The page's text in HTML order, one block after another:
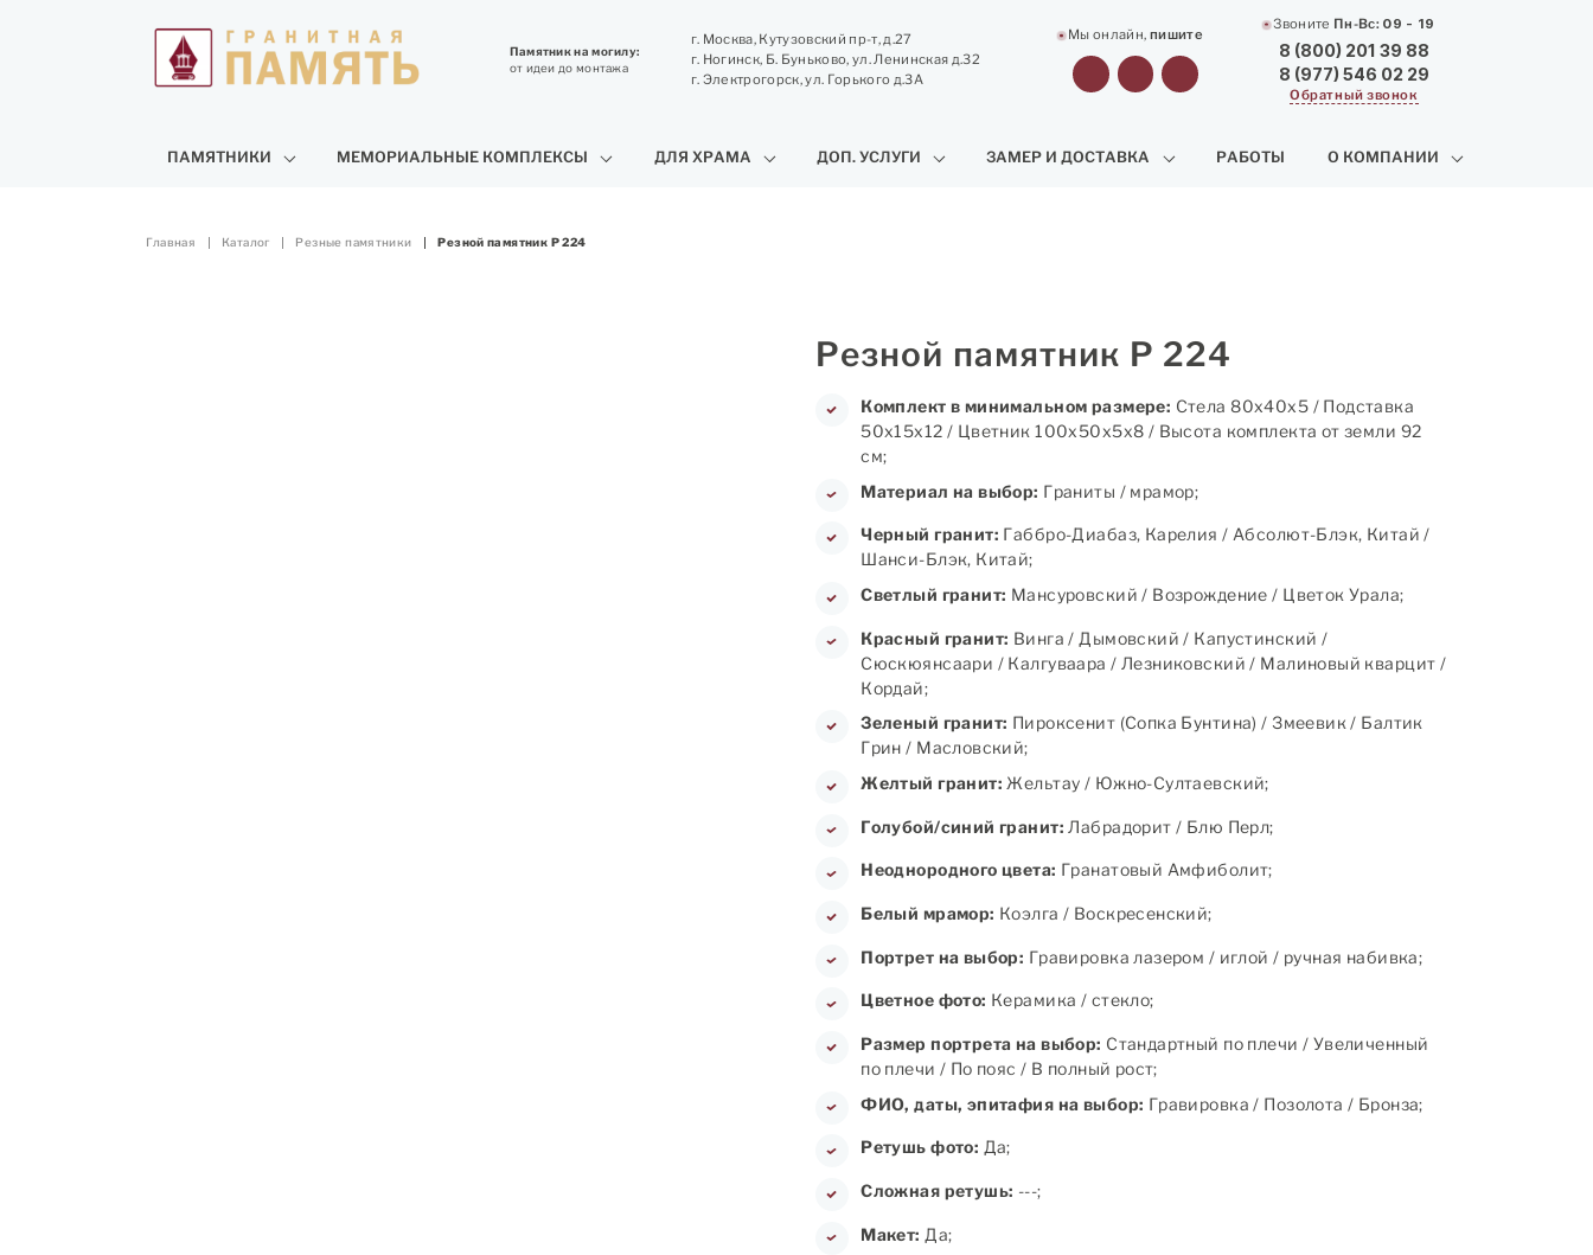
Памятник на могилу:
от идеи до монтажа
г. Москва, Кутузовский пр-т, д.27
г. Ногинск, Б. Буньково, ул. Ленинская д.32
г. Электрогорск, ул. Горького д.3А
Мы онлайн, пишите
Звоните Пн-Вс: 09 - 19
8 (800) 201 39 88
8 (977) 546 02 29
Обратный звонок
ПАМЯТНИКИ МЕМОРИАЛЬНЫЕ КОМПЛЕКСЫ ДЛЯ ХРАМА ДОП. УСЛУГИ ЗАМЕР И ДОСТАВКА РАБОТЫ О КОМПАНИИ
Главная Каталог Резные памятники Резной памятник Р 224
Резной памятник Р 224
Комплект в минимальном размере: Стела 80х40х5 / Подставка
50х15х12 / Цветник 100х50х5х8 / Высота комплекта от земли 92
см;
Материал на выбор: Граниты / мрамор;
Черный гранит: Габбро-Диабаз, Карелия / Абсолют-Блэк, Китай /
Шанси-Блэк, Китай;
Светлый гранит: Мансуровский / Возрождение / Цветок Урала;
Красный гранит: Винга / Дымовский / Капустинский /
Сюскюянсаари / Калгуваара / Лезниковский / Малиновый кварцит /
Кордай;
Зеленый гранит: Пироксенит (Сопка Бунтина) / Змеевик / Балтик
Грин / Масловский;
Желтый гранит: Жельтау / Южно-Султаевский;
Голубой/синий гранит: Лабрадорит / Блю Перл;
Неоднородного цвета: Гранатовый Амфиболит;
Белый мрамор: Коэлга / Воскресенский;
Портрет на выбор: Гравировка лазером / иглой / ручная набивка;
Цветное фото: Керамика / стекло;
Размер портрета на выбор: Стандартный по плечи / Увеличенный
по плечи / По пояс / В полный рост;
ФИО, даты, эпитафия на выбор: Гравировка / Позолота / Бронза;
Ретушь фото: Да;
Сложная ретушь: ---;
Макет: Да;